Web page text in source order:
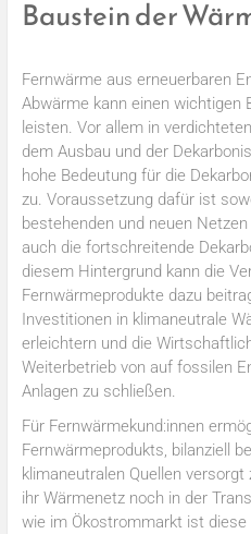
Baustein der
Fernwärme aus erneuerbaren
Abwärme kann einen wichtigen
leisten. Vor allem in
dem Ausbau und der
hohe Bedeutung für die
zu. Voraussetzung dafür ist
bestehenden und neuen
auch die fortschreitende
diesem Hintergrund kann die
Fernwärmeprodukte dazu
Investitionen in klimaneutrale
erleichtern und die
Weiterbetrieb von auf fossilen
Anlagen zu schließen.
Für Fernwärmekund:innen
Fernwärmeprodukts, bilanziell
klimaneutralen Quellen
ihr Wärmenetz noch in der
wie im Ökostrommarkt ist diese